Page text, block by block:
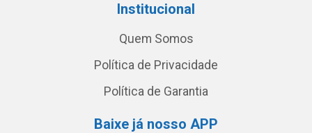
Institucional
Quem Somos
Política de Privacidade
Política de Garantia
Baixe já nosso APP